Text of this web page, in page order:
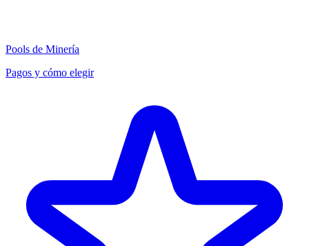
Pools de Minería
Pagos y cómo elegir